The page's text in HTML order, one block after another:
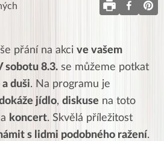
přání na akci ve vašem
sobotu 8.3. se můžeme potkat
duši. Na programu je
jídlo, diskuse na toto
a koncert. Skvělá příležitost
s lidmi podobného ražení.